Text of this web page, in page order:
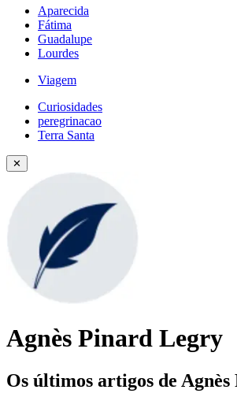
Aparecida
Fátima
Guadalupe
Lourdes
Viagem
Curiosidades
peregrinacao
Terra Santa
✕
Agnès Pinard Legry
Os últimos artigos de